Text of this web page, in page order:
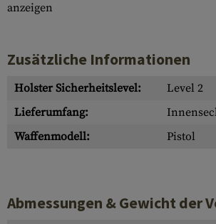
anzeigen
Zusätzliche Informationen
Holster Sicherheitslevel:
Level 2
Lieferumfang:
Waffenmodell:
Pistol
Abmessungen & Gewicht der